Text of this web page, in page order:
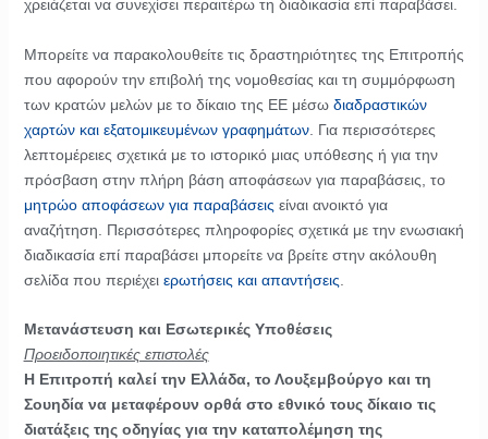
χρειάζεται να συνεχίσει περαιτέρω τη διαδικασία επί παραβάσει.
Μπορείτε να παρακολουθείτε τις δραστηριότητες της Επιτροπής
που αφορούν την επιβολή της νομοθεσίας και τη συμμόρφωση
των κρατών μελών με το δίκαιο της ΕΕ μέσω διαδραστικών
χαρτών και εξατομικευμένων γραφημάτων. Για περισσότερες
λεπτομέρειες σχετικά με το ιστορικό μιας υπόθεσης ή για την
πρόσβαση στην πλήρη βάση αποφάσεων για παραβάσεις, το
μητρώο αποφάσεων για παραβάσεις είναι ανοικτό για
αναζήτηση. Περισσότερες πληροφορίες σχετικά με την ενωσιακή
διαδικασία επί παραβάσει μπορείτε να βρείτε στην ακόλουθη
σελίδα που περιέχει ερωτήσεις και απαντήσεις
Μετανάστευση και Εσωτερικές Υποθέσεις
Προειδοποιητικές επιστολές
Η Επιτροπή καλεί την Ελλάδα, το Λουξεμβούργο και τη
Σουηδία να μεταφέρουν ορθά στο εθνικό τους δίκαιο τις
διατάξεις της οδηγίας για την καταπολέμηση της